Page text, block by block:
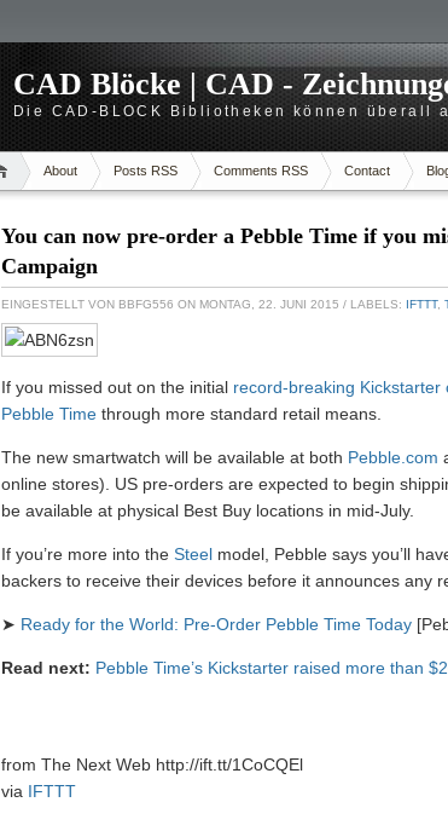
CAD Blöcke | CAD -
Die CAD-BLOCK Bibliotheken können überall
About Posts RSS Comments RSS Contact
You can now pre-order a Pebble Time if you
Campaign
EINGESTELLT VON BBFG556 ON MONTAG, 22. JUNI 2015 / LABELS: IFTTT,
If you missed out on the initial record-breaking Kickstarter
Pebble Time through more standard retail means.
The new smartwatch will be available at both Pebble.com
online stores). US pre-orders are expected to begin
be available at physical Best Buy locations in mid-July.
If you’re more into the Steel model, Pebble says you’ll
backers to receive their devices before it announces any
➤ Ready for the World: Pre-Order Pebble Time Today
Read next: Pebble Time’s Kickstarter raised more than
from The Next Web http://ift.tt/1CoCQEl
via IFTTT